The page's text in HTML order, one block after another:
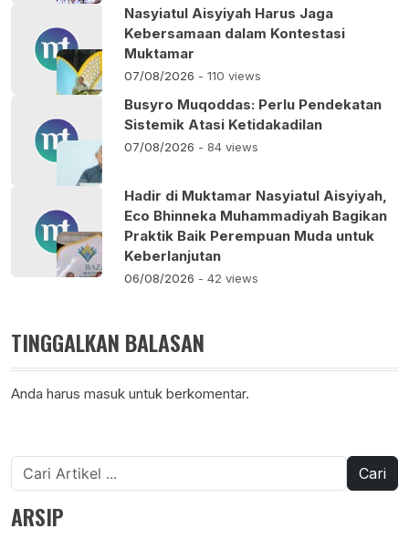
Nasyiatul Aisyiyah Harus Jaga
Kebersamaan dalam Kontestasi
Muktamar
07/08/2026 - 110 views
Busyro Muqoddas: Perlu Pendekatan
Sistemik Atasi Ketidakadilan
07/08/2026 - 84 views
Hadir di Muktamar Nasyiatul Aisyiyah,
Eco Bhinneka Muhammadiyah Bagikan
Praktik Baik Perempuan Muda untuk
Keberlanjutan
06/08/2026 - 42 views
TINGGALKAN BALASAN
Anda harus masuk untuk berkomentar.
Cari
untuk:
ARSIP